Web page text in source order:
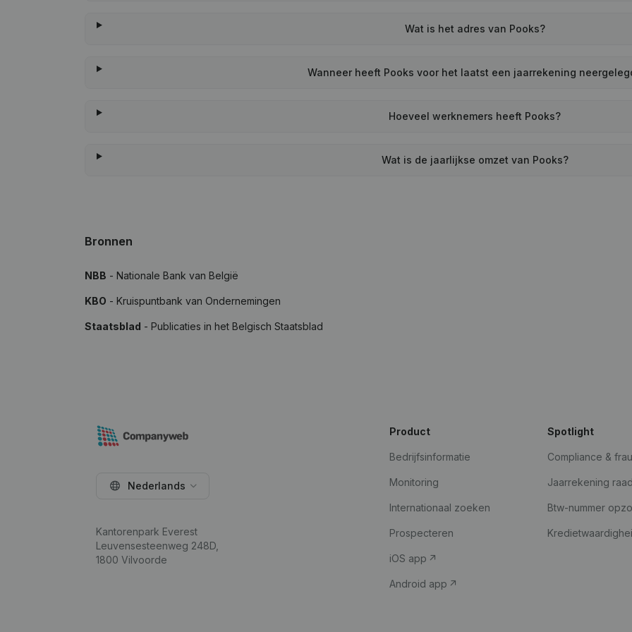
Wat is het adres van Pooks?
Wanneer heeft Pooks voor het laatst een jaarrekening
Hoeveel werknemers heeft Pooks?
Wat is de jaarlijkse omzet van Pooks?
Bronnen
NBB - Nationale Bank van België
KBO - Kruispuntbank van Ondernemingen
Staatsblad - Publicaties in het Belgisch Staatsblad
Nederlands
Kantorenpark Everest
Leuvensesteenweg 248D,
1800 Vilvoorde
Product
Bedrijfsinformatie
Monitoring
Internationaal zoeken
Prospecteren
iOS app
Android app
Spotlight
Compliance &
Jaarrekening
Btw-nummer